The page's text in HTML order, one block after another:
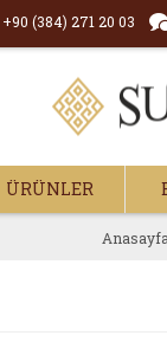
+90 (384) 271 20 03
ÜRÜNLER
Anasayfa